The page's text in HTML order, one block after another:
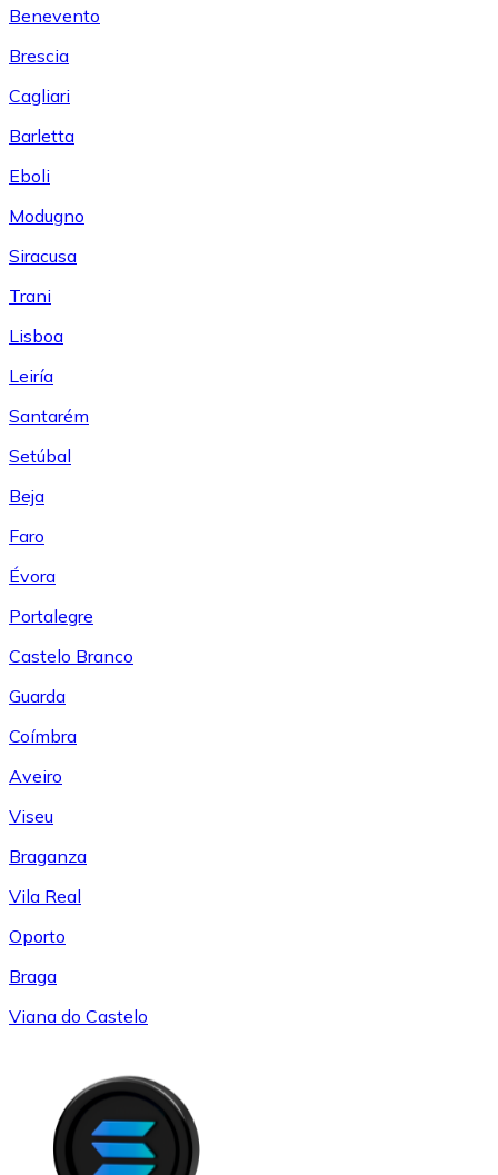
Benevento
Brescia
Cagliari
Barletta
Eboli
Modugno
Siracusa
Trani
Lisboa
Leiría
Santarém
Setúbal
Beja
Faro
Évora
Portalegre
Castelo Branco
Guarda
Coímbra
Aveiro
Viseu
Braganza
Vila Real
Oporto
Braga
Viana do Castelo